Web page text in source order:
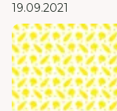
19.09.2021